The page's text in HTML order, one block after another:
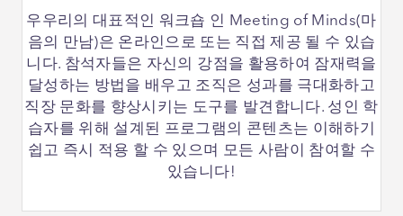
우우리의 대표적인 워크숍 인 Meeting of Minds(마
음의 만남)은 온라인으로 또는 직접 제공 될 수 있습
니다. 참석자들은 자신의 강점을 활용하여 잠재력을
달성하는 방법을 배우고 조직은 성과를 극대화하고
직장 문화를 향상시키는 도구를 발견합니다. 성인 학
습자를 위해 설계된 프로그램의 콘텐츠는 이해하기
쉽고 즉시 적용 할 수 있으며 모든 사람이 참여할 수
있습니다!